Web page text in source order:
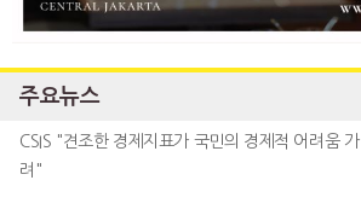
주요뉴스
CSIS "견조한 경제지표가 국민의 경제적 어려움 가
려"